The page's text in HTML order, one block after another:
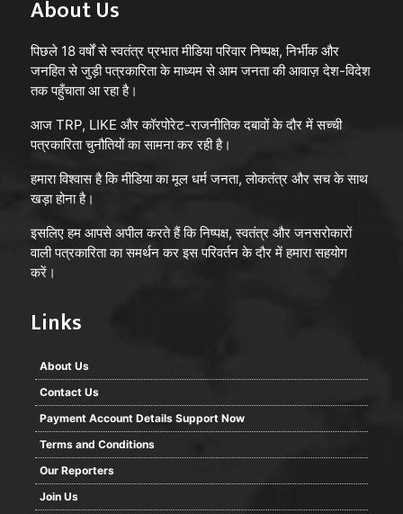
About Us
पिछले 18 वर्षों से स्वतंत्र प्रभात मीडिया परिवार निष्पक्ष, निर्भीक और
जनहित से जुड़ी पत्रकारिता के माध्यम से आम जनता की आवाज़ देश-विदेश
तक पहुँचाता आ रहा है।
आज TRP, LIKE और कॉरपोरेट-राजनीतिक दबावों के दौर में सच्ची
पत्रकारिता चुनौतियों का सामना कर रही है।
हमारा विश्वास है कि मीडिया का मूल धर्म जनता, लोकतंत्र और सच के साथ
खड़ा होना है।
इसलिए हम आपसे अपील करते हैं कि निष्पक्ष, स्वतंत्र और जनसरोकारों
वाली पत्रकारिता का समर्थन कर इस परिवर्तन के दौर में हमारा सहयोग
करें।
Links
About Us
Contact Us
Payment Account Details Support Now
Terms and Conditions
Our Reporters
Join Us